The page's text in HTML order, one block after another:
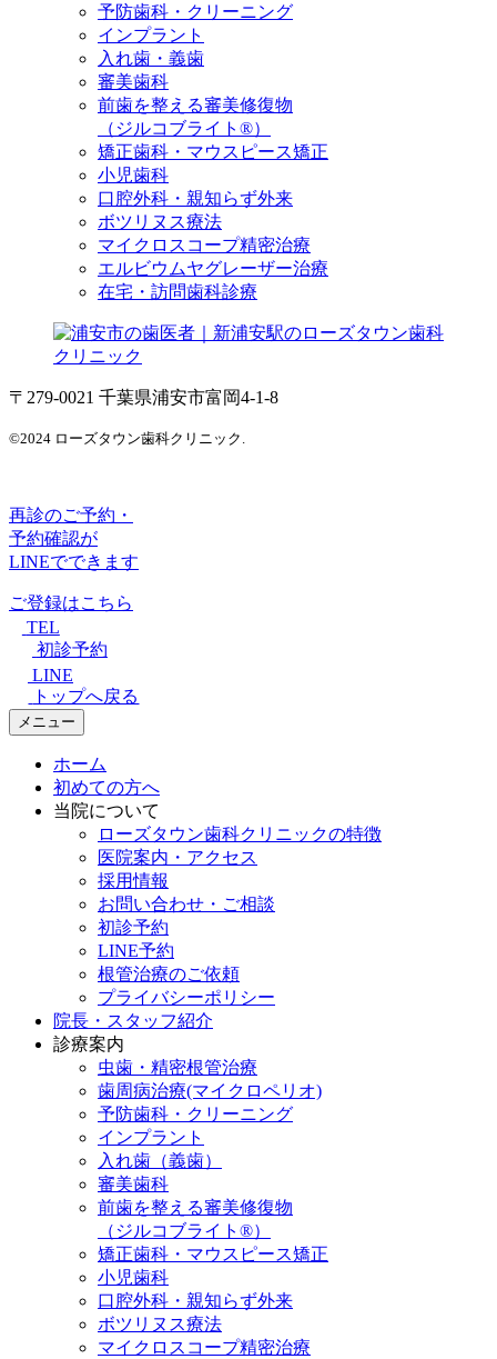
予防歯科・クリーニング
インプラント
入れ歯・義歯
審美歯科
前歯を整える審美修復物
（ジルコブライト®）
矯正歯科・マウスピース矯正
小児歯科
口腔外科・親知らず外来
ボツリヌス療法
マイクロスコープ精密治療
エルビウムヤグレーザー治療
在宅・訪問歯科診療
〒279-0021 千葉県浦安市富岡4-1-8
©2024 ローズタウン歯科クリニック.
再診のご予約・
予約確認が
LINEでできます
ご登録はこちら
TEL
初診予約
LINE
トップへ戻る
メニュー
ホーム
初めての方へ
当院について
ローズタウン歯科クリニックの特徴
医院案内・アクセス
採用情報
お問い合わせ・ご相談
初診予約
LINE予約
根管治療のご依頼
プライバシーポリシー
院長・スタッフ紹介
診療案内
虫歯・精密根管治療
歯周病治療(マイクロペリオ)
予防歯科・クリーニング
インプラント
入れ歯（義歯）
審美歯科
前歯を整える審美修復物
（ジルコブライト®）
矯正歯科・マウスピース矯正
小児歯科
口腔外科・親知らず外来
ボツリヌス療法
マイクロスコープ精密治療